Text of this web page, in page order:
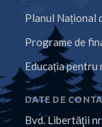
Planul Național
Programe de
Educația pentru
DATE DE
Bvd. Libertăţii